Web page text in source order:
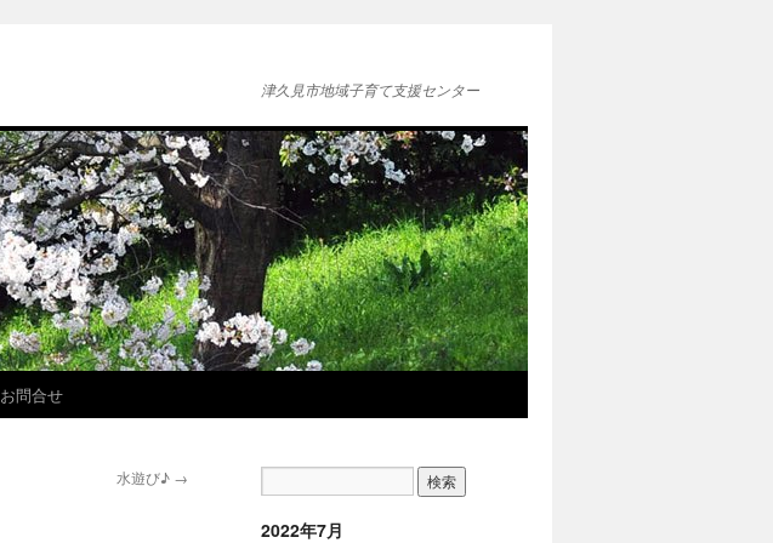
津久見市地域子育て支援センター
お問合せ
水遊び♪ →
2022年7月